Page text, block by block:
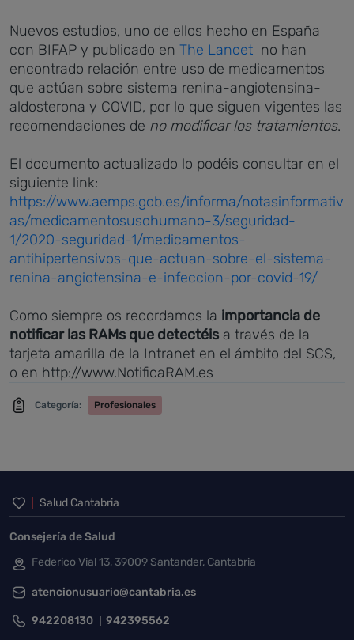
Nuevos estudios, uno de ellos hecho en España
con BIFAP y publicado en The Lancet no han
encontrado relación entre uso de medicamentos
que actúan sobre sistema renina-angiotensina-
aldosterona y COVID, por lo que siguen vigentes las
recomendaciones de no modificar los tratamientos.
El documento actualizado lo podéis consultar en el
siguiente link:​
https://www.aemps.gob.es/informa/notasinformativ
as/medicamentosusohumano-3/seguridad-
1/2020-seguridad-1/medicamentos-
antihipertensivos-que-actuan-sobre-el-sistema-
renina-angiotensina-e-infeccion-por-covid-19/
Como siempre os recordamos la importancia de
notificar las RAMs que detectéis a través de la
tarjeta amarilla de la Intranet en el ámbito del SCS,
o en http://www.NotificaRAM.es
Categoría: Profesionales
Inicio del pie de página
Salud Cantabria
Consejería de Salud
Federico Vial 13, 39009 Santander, Cantabria
atencionusuario@cantabria.es
942208130 942395562